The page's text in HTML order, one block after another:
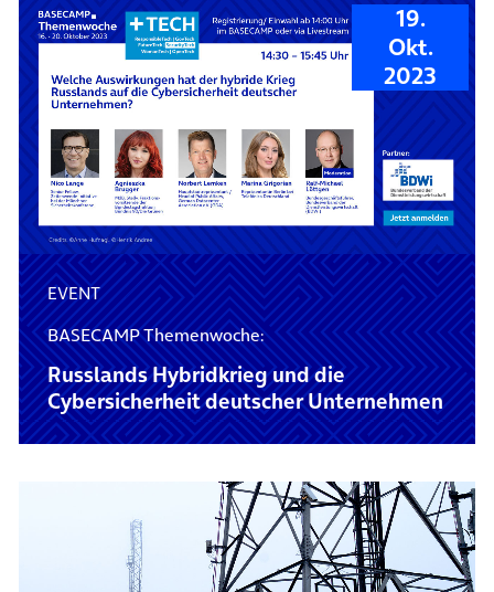
19.
Okt.
2023
EVENT
BASECAMP Themenwoche:
Russlands Hybridkrieg und die
Cybersicherheit deutscher Unternehmen